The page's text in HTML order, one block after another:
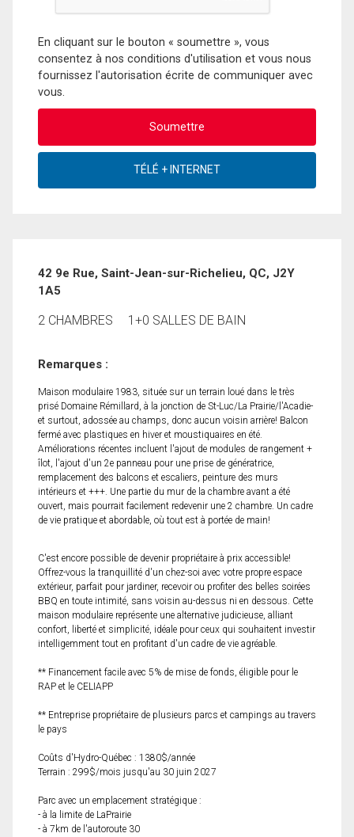
En cliquant sur le bouton « soumettre », vous
consentez à nos conditions d'utilisation et vous nous
fournissez l'autorisation écrite de communiquer avec
vous.
42 9e Rue, Saint-Jean-sur-Richelieu, QC, J2Y
1A5
2 CHAMBRES 1+0 SALLES DE BAIN
Remarques :
Maison modulaire 1983, située sur un terrain loué dans le très
prisé Domaine Rémillard, à la jonction de St-Luc/La Prairie/l'Acadie-
et surtout, adossée au champs, donc aucun voisin arrière! Balcon
fermé avec plastiques en hiver et moustiquaires en été.
Améliorations récentes incluent l'ajout de modules de rangement +
îlot, l'ajout d'un 2e panneau pour une prise de génératrice,
remplacement des balcons et escaliers, peinture des murs
intérieurs et +++. Une partie du mur de la chambre avant a été
ouvert, mais pourrait facilement redevenir une 2 chambre. Un cadre
de vie pratique et abordable, où tout est à portée de main!
C'est encore possible de devenir propriétaire à prix accessible!
Offrez-vous la tranquillité d'un chez-soi avec votre propre espace
extérieur, parfait pour jardiner, recevoir ou profiter des belles soirées
BBQ en toute intimité, sans voisin au-dessus ni en dessous. Cette
maison modulaire représente une alternative judicieuse, alliant
confort, liberté et simplicité, idéale pour ceux qui souhaitent investir
intelligemment tout en profitant d'un cadre de vie agréable.
** Financement facile avec 5% de mise de fonds, éligible pour le
RAP et le CELIAPP
** Entreprise propriétaire de plusieurs parcs et campings au travers
le pays
Coûts d'Hydro-Québec : 1380$/année
Terrain : 299$/mois jusqu'au 30 juin 2027
Parc avec un emplacement stratégique :
- à la limite de LaPrairie
- à 7km de l'autoroute 30